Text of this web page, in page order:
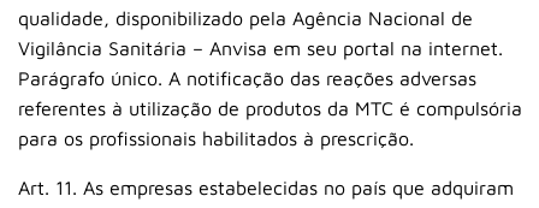
qualidade, disponibilizado pela Agência Nacional de
Vigilância Sanitária – Anvisa em seu portal na internet.
Parágrafo único. A notificação das reações adversas
referentes à utilização de produtos da MTC é compulsória
para os profissionais habilitados à prescrição.
Art. 11. As empresas estabelecidas no país que adquiram